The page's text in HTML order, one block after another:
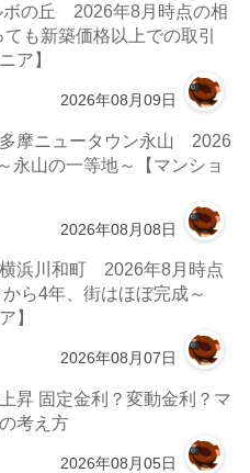
ボの丘 2026年8月時点の相
も新築価格以上での取引
ア】
2026年08月09日
摩ニュータウン永山 2026
永山の一等地～【マンショ
2026年08月08日
浜川和町 2026年8月時点
ら4年、街はほぼ完成～
】
2026年08月07日
昇 固定金利？変動金利？マ
考え方
2026年08月05日